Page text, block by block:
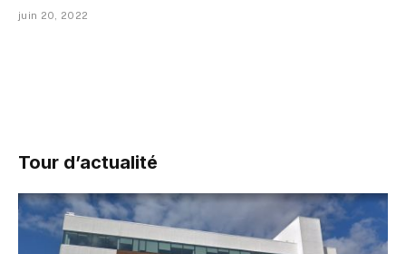
juin 20, 2022
Tour d’actualité